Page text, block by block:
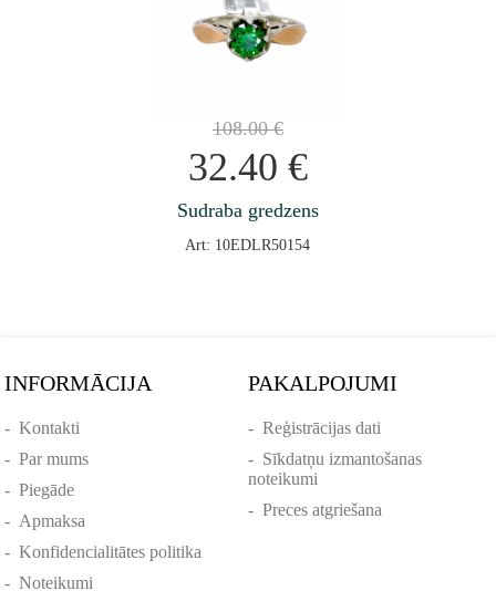
108.00€
32.40 €
Sudraba gredzens
Art: 10EDLR50154
INFORMĀCIJA
-Kontakti
-Par mums
-Piegāde
- Apmaksa
-Konfidencialitātes politika
-Noteikumi
PAKALPOJUMI
- Reģistrācijas dati
- Sīkdatņu izmantošanas
noteikumi
- Preces atgriešana